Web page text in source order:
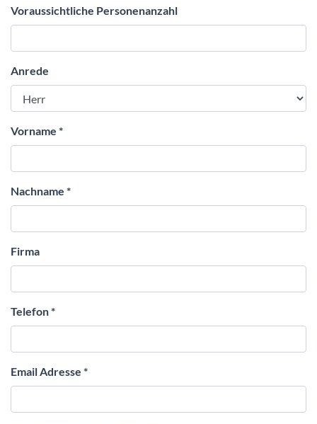
Voraussichtliche Personenanzahl
Anrede
Vorname *
Nachname *
Firma
Telefon*
Email Adresse *